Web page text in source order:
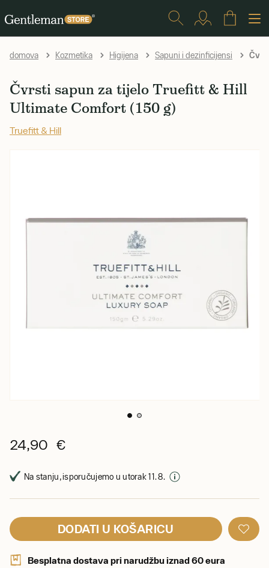
domova Kozmetika Higijena Sapuni i dezinficijensi
Čvrsti sapun za tijelo Truefitt & Hill
Ultimate Comfort (150 g)
Truefitt & Hill
24,90 €
Na stanju, isporučujemo u utorak 11. 8.
DODATI U KOŠARICU
Besplatna dostava pri narudžbu iznad 60 eura